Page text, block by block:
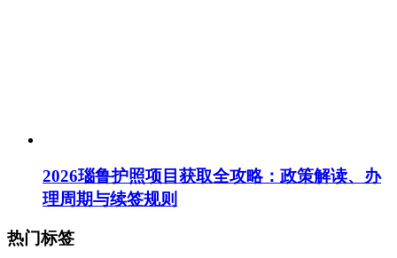
2026瑙鲁护照项目获取全攻略：政策解读、办
理周期与续签规则
热门标签